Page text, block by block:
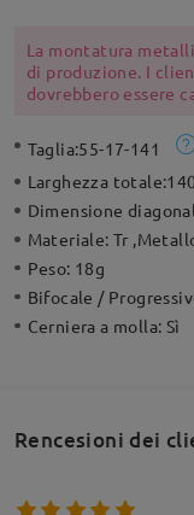
La montatura
di produzione. I
dovrebbero essere
Taglia:55-17-141
Larghezza totale:
Dimensione
Materiale:Tr
Peso: 18g
Bifocale /
Cerniera a molla: Sì
Rencesioni dei